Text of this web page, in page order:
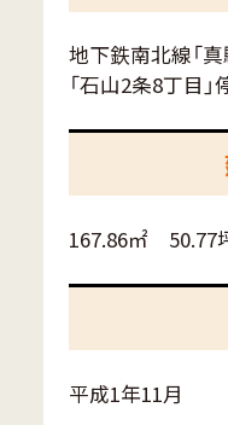
地下鉄南北線「
「石山2条8丁目
167.86㎡ 50.77
平成1年11月